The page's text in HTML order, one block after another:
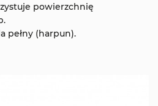
powierzchnię
pełny (harpun).